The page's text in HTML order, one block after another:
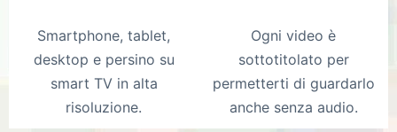
Smartphone, tablet,
desktop e persino su
smart TV in alta
risoluzione.
Ogni video è
sottotitolato per
permetterti di guardarlo
anche senza audio.